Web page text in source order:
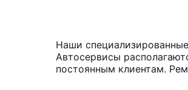
Наши
Автосервисы
постоянным клиентам.